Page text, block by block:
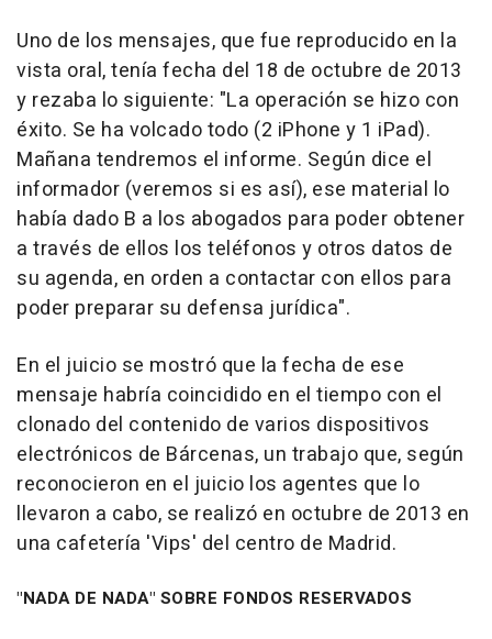
Uno de los mensajes, que fue reproducido en la
vista oral, tenía fecha del 18 de octubre de 2013
y rezaba lo siguiente: "La operación se hizo con
éxito. Se ha volcado todo (2 iPhone y 1 iPad).
Mañana tendremos el informe. Según dice el
informador (veremos si es así), ese material lo
había dado B a los abogados para poder obtener
a través de ellos los teléfonos y otros datos de
su agenda, en orden a contactar con ellos para
poder preparar su defensa jurídica".
En el juicio se mostró que la fecha de ese
mensaje habría coincidido en el tiempo con el
clonado del contenido de varios dispositivos
electrónicos de Bárcenas, un trabajo que, según
reconocieron en el juicio los agentes que lo
llevaron a cabo, se realizó en octubre de 2013 en
una cafetería 'Vips' del centro de Madrid.
"NADA DE NADA" SOBRE FONDOS RESERVADOS